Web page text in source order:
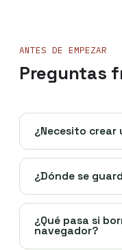
ANTES DE EMPEZAR
Preguntas
¿Necesito crear
No. La
contraseñas:
¿Dónde se
Solo en tu
hay servidor ni
tiene acceso a tus
¿Qué pasa si
navegador?